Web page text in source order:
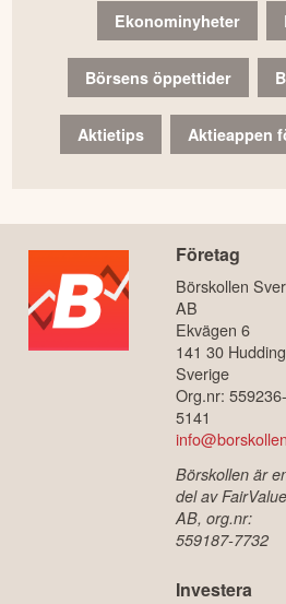
Ekonominyheter
Börsens öppettider
Aktietips Aktieappen
Företag
Börskollen
AB
Ekvägen 6
141 30
Sverige
Org.nr: 559236-
5141
Börskollen är
del av
AB, org.nr:
559187-7732
Investera